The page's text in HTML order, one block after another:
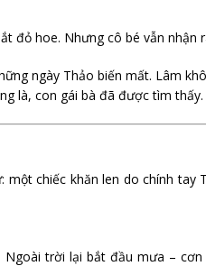
đỏ hoe. Nhưng cô bé vẫn nhận
ngày Thảo biến mất. Lâm
là, con gái bà đã được tìm thấy.
chiếc khăn len do chính tay
trời lại bắt đầu mưa –